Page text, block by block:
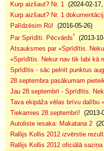
Kurp aizšaut? Nr. 1 (2024-02-
Kurp aizšaut? Nr. 1
Palīdzēsim Rū! (2016-05-26)
Par Sprīdīti. Pēcvārds*
(2013-
Atsauksmes par «Sprīdītis.
«Sprīdītis. Nekur nav tik labi kā
Sprīdītis - sāc pelnīt punktus
28.septembra pasākumam
Jau 28.septembrī - Sprīdītis.
Tava ekipāža vēlas brīvu dalību
Tiekamies 28.septembrī! (2013-
Autoliste iesaka: Makatana 2
Rallijs Kollis 2012 izvērstie
Rallijs Kollis 2012 oficiālā saziņa